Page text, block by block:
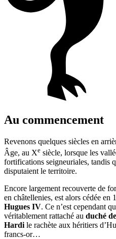
Au commencement
Revenons quelques siècles en
Âge, au Xe siècle, lorsque les
fortifications seigneuriales, tandis
disputaient le territoire.
Encore largement recouverte de
en châtellenies, est alors cédée en
Hugues IV. Ce n’est cependant
véritablement rattaché au duché
Hardi le rachète aux héritiers
francs-or…